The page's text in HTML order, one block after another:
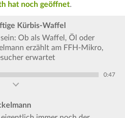
hat noch geöffnet.
Kürbis-Waffel
Ob als Waffel, Öl oder
erzählt am FFH-Mikro,
erwartet
0:47